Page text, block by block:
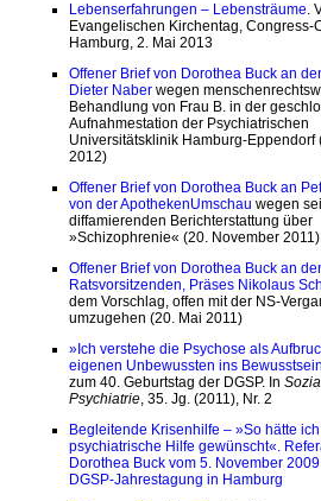
Lebenserfahrungen – Lebensträume.
Evangelischen Kirchentag, Congress-
Hamburg, 2. Mai 2013
Offener Brief von Dorothea Buck an
Dieter Naber wegen
Behandlung von Frau B. in der
Aufnahmestation der Psychiatrischen
Universitätsklinik Hamburg-Eppendorf
2012)
Offener Brief von Dorothea Buck an
von der ApothekenUmschau wegen
diffamierenden Berichterstattung über
»Schizophrenie« (20. November 2011)
Offener Brief von Dorothea Buck an
Ratsvorsitzenden, Präses Nikolaus
dem Vorschlag, offen mit der NS-
umzugehen (20. Mai 2011)
»Ich verstehe die Psychose als
eigenen Unbewussten ins
zum 40. Geburtstag der DGSP. In
Psychiatrie, 35. Jg. (2011), Nr. 2
Begleitende Krisenhilfe – »So hätte
psychiatrische Hilfe gewünscht«.
Dorothea Buck vom 5. November
DGSP-Jahrestagung in Hamburg